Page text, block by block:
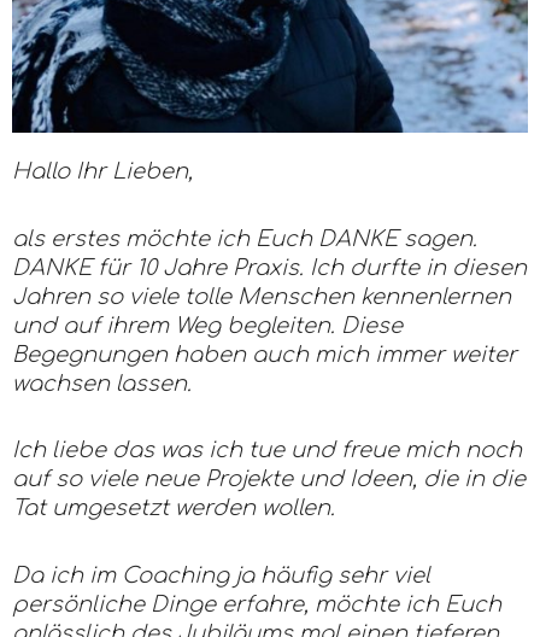
Hallo Ihr Lieben,
als erstes möchte ich Euch DANKE sagen.
DANKE für 10 Jahre Praxis. Ich durfte in diesen
Jahren so viele tolle Menschen kennenlernen
und auf ihrem Weg begleiten. Diese
Begegnungen haben auch mich immer weiter
wachsen lassen.
Ich liebe das was ich tue und freue mich noch
auf so viele neue Projekte und Ideen, die in die
Tat umgesetzt werden wollen.
Da ich im Coaching ja häufig sehr viel
persönliche Dinge erfahre, möchte ich Euch